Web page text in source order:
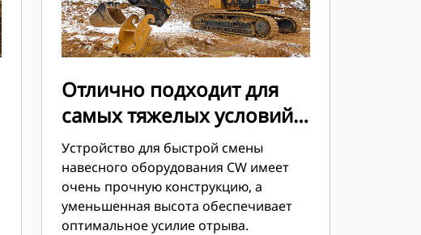
Отлично подходит для
самых тяжелых условий
эксплуатации
Устройство для быстрой смены
навесного оборудования CW имеет
очень прочную конструкцию, а
уменьшенная высота обеспечивает
оптимальное усилие отрыва.